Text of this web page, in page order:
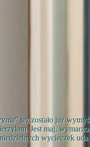
też zostało już
Jest maj,
wycieczek